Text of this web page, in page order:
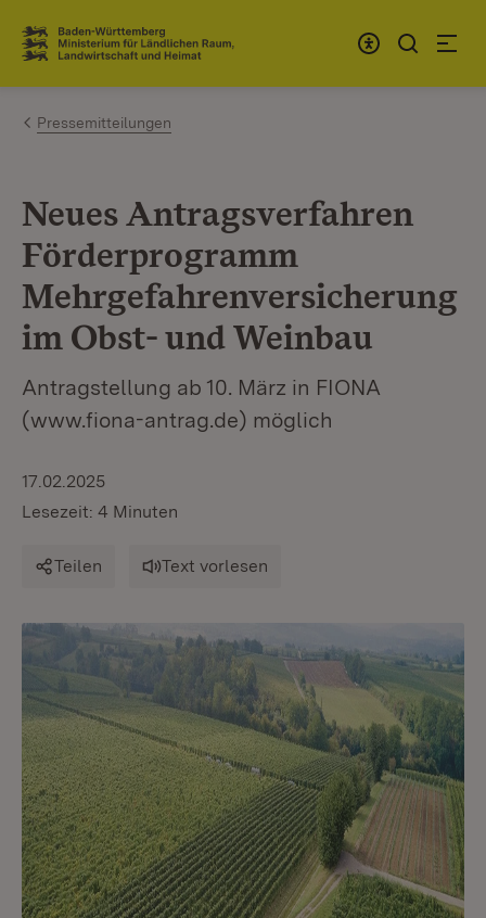
Zum Inhalt springen
Link zur Startseite
Pressemitteilungen
Neues Antragsverfahren
Förderprogramm
Mehrgefahrenversicherung
im Obst- und Weinbau
Antragstellung ab 10. März in FIONA
(www.fiona-antrag.de) möglich
17.02.2025
Lesezeit: 4 Minuten
Teilen Text vorlesen